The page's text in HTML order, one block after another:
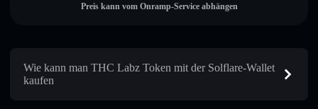
Preis kann vom Onramp-Service abhängen
Wie kann man THC Labz Token mit der Solflare-Wallet
kaufen